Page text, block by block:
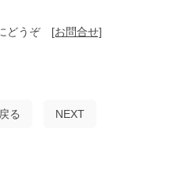
どうぞ [お問合せ]
る NEXT